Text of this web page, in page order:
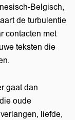
Belgisch,
de turbulentie
contacten met
teksten die
gaat dan
oude
liefde,